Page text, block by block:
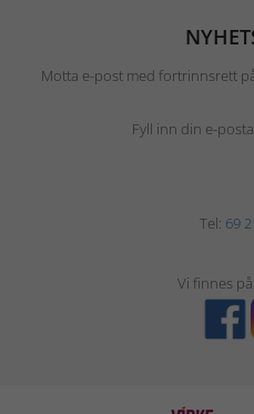
Motta e-post med fortrinnsrett
Fyll inn din e-
Tel: 69
Vi finnes